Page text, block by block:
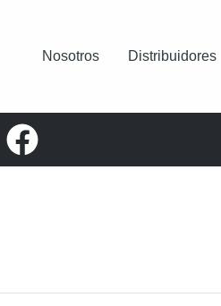
Nosotros Distribuidores